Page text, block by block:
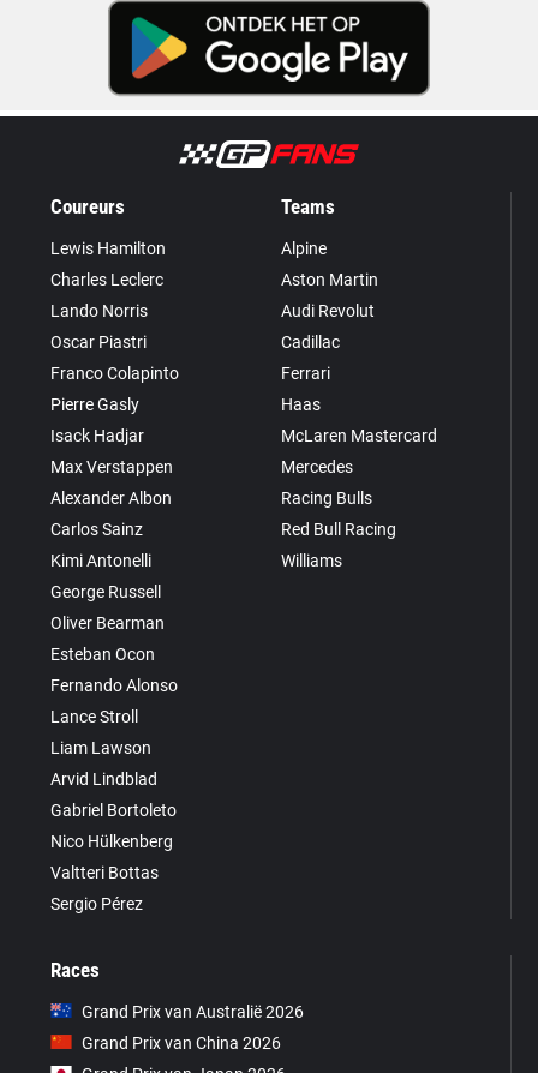
Coureurs
Lewis Hamilton
Charles Leclerc
Lando Norris
Oscar Piastri
Franco Colapinto
Pierre Gasly
Isack Hadjar
Max Verstappen
Alexander Albon
Carlos Sainz
Kimi Antonelli
George Russell
Oliver Bearman
Esteban Ocon
Fernando Alonso
Lance Stroll
Liam Lawson
Arvid Lindblad
Gabriel Bortoleto
Nico Hülkenberg
Valtteri Bottas
Sergio Pérez
Teams
Alpine
Aston Martin
Audi Revolut
Cadillac
Ferrari
Haas
McLaren Mastercard
Mercedes
Racing Bulls
Red Bull Racing
Williams
Races
Grand Prix van Australië 2026
Grand Prix van China 2026